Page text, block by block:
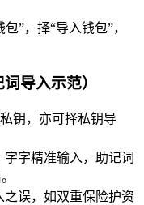
”，择“导入钱包”，
导入示范）
钥，亦可择私钥导
字精准输入，助记词
误，如双重保险护资